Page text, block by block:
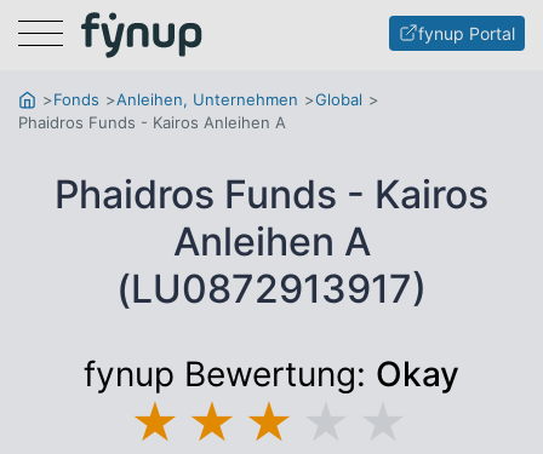
Menu fynup Portal
Fonds Anleihen, Unternehmen
Global
Phaidros Funds - Kairos Anleihen A
Phaidros Funds - Kairos
Anleihen A
(LU0872913917)
fynup Bewertung: Okay
★ ★ ★